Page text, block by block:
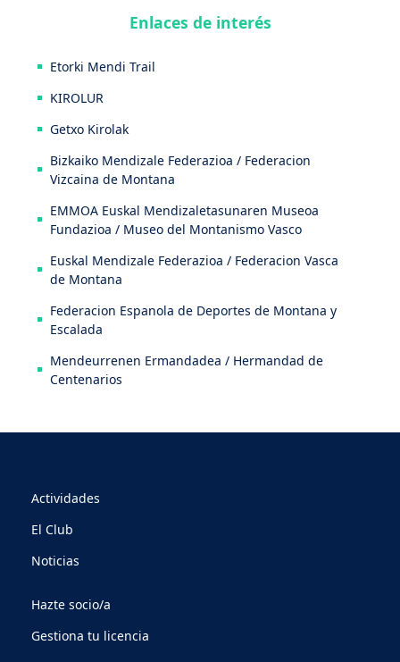
Enlaces de interés
Etorki Mendi Trail
KIROLUR
Getxo Kirolak
Bizkaiko Mendizale Federazioa / Federacion
Vizcaina de Montana
EMMOA Euskal Mendizaletasunaren Museoa
Fundazioa / Museo del Montanismo Vasco
Euskal Mendizale Federazioa / Federacion Vasca
de Montana
Federacion Espanola de Deportes de Montana y
Escalada
Mendeurrenen Ermandadea / Hermandad de
Centenarios
Actividades
El Club
Noticias
Hazte socio/a
Gestiona tu licencia